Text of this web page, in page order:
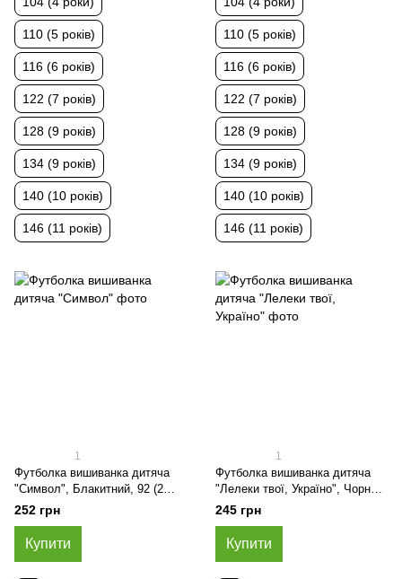
110 (5 років)
116 (6 років)
122 (7 років)
128 (9 років)
134 (9 років)
140 (10 років)
146 (11 років)
110 (5 років)
116 (6 років)
122 (7 років)
128 (9 років)
134 (9 років)
140 (10 років)
146 (11 років)
1
Футболка вишиванка дитяча
"Символ", Блакитний, 92 (2
роки)
252 грн
Купити
1
Футболка вишиванка дитяча
"Лелеки твої, Україно", Чорний,
92 (2 роки)
245 грн
Купити